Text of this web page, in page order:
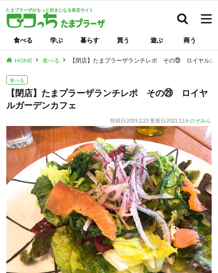
たまプラーザがもっと好きになる発見サイト
食べる 学ぶ 暮らす 買う 遊ぶ 商う
HOME 食べる 【閉店】たまプラーザランチレポ その㉙ ロイヤルガ
食べる
【閉店】たまプラーザランチレポ その㉙ ロイヤ
ルガーデンカフェ
投稿日 2019.2.23 更新日 2021.12.6 のぞみん